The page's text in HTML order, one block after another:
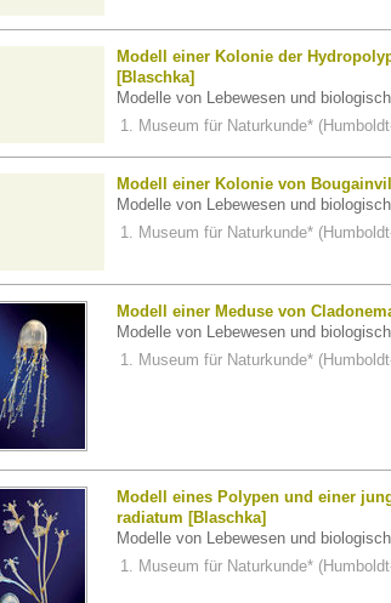
Modell einer Kolonie der
[Blaschka]
Modelle von Lebewesen und
Museum für Naturkunde*
Modell einer Kolonie von
Modelle von Lebewesen und
Museum für Naturkunde*
Modell einer Meduse von
Modelle von Lebewesen und
Museum für Naturkunde*
Modell eines Polypen und einer
radiatum [Blaschka]
Modelle von Lebewesen und
Museum für Naturkunde*